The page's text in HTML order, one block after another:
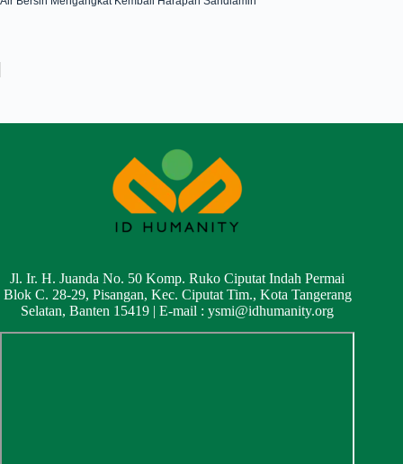
Jl. Ir. H. Juanda No. 50 Komp. Ruko Ciputat Indah Permai
Blok C. 28-29, Pisangan, Kec. Ciputat Tim., Kota Tangerang
Selatan, Banten 15419 | E-mail :ysmi@idhumanity.org